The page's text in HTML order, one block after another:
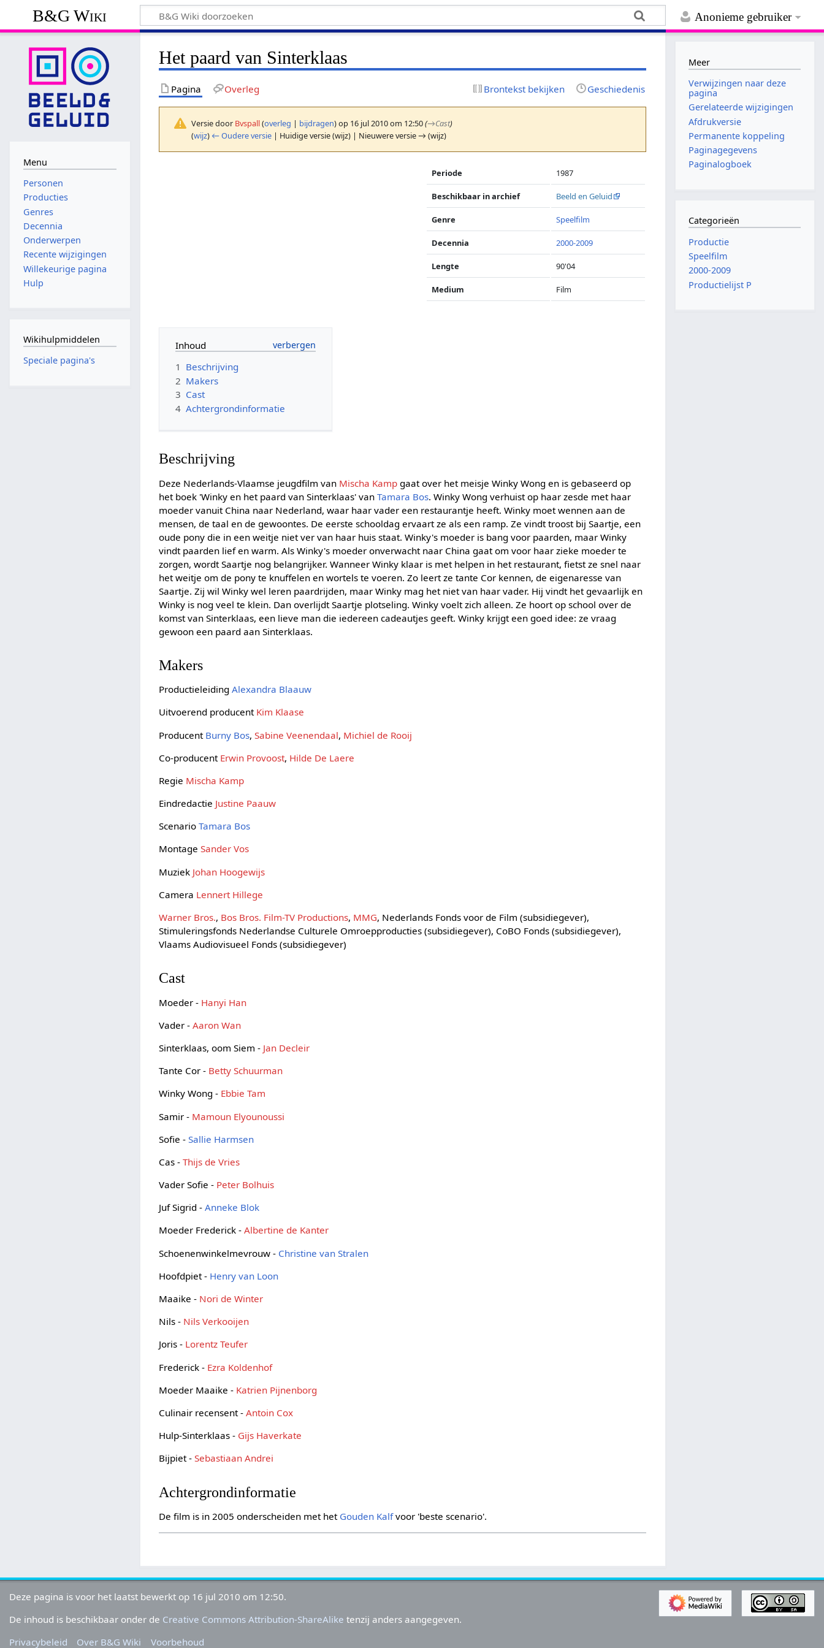
Anonieme gebruiker
B&G Wiki
Het paard van Sinterklaas
Pagina Overleg Brontekst bekijken Geschiedenis
Versie door Bvspall(overleg | bijdragen)op 16 jul 2010 om 12:50(→Cast)
(wijz) ← Oudere versie | Huidige versie (wijz) | Nieuwere versie → (wijz)
Periode 1987
Beschikbaar in archief Beeld en Geluid
Genre Speelfilm
Decennia 2000-2009
Lengte 90'04
Medium Film
Inhoud
1 Beschrijving
2 Makers
3 Cast
4 Achtergrondinformatie
Beschrijving
Deze Nederlands-Vlaamse jeugdfilm van Mischa Kamp gaat over het meisje Winky Wong en is gebaseerd op
het boek 'Winky en het paard van Sinterklaas' vanTamara Bos. Winky Wong verhuist op haar zesde met haar
moeder vanuit China naar Nederland, waar haar vader een restaurantje heeft. Winky moet wennen aan de
mensen, de taal en de gewoontes. De eerste schooldag ervaart ze als een ramp. Ze vindt troost bij Saartje, een
oude pony die in een weitje niet ver van haar huis staat. Winky's moeder is bang voor paarden, maar Winky
vindt paarden lief en warm. Als Winky's moeder onverwacht naar China gaat om voor haar zieke moeder te
zorgen, wordt Saartje nog belangrijker. Wanneer Winky klaar is met helpen in het restaurant, fietst ze snel naar
het weitje om de pony te knuffelen en wortels te voeren. Zo leert ze tante Cor kennen, de eigenaresse van
Saartje. Zij wil Winky wel leren paardrijden, maar Winky mag het niet van haar vader. Hij vindt het gevaarlijk en
Winky is nog veel te klein. Dan overlijdt Saartje plotseling. Winky voelt zich alleen. Ze hoort op school over de
komst van Sinterklaas, een lieve man die iedereen cadeautjes geeft. Winky krijgt een goed idee: ze vraag
gewoon een paard aan Sinterklaas.
Makers
ProductieleidingAlexandra Blaauw
Uitvoerend producent Kim Klaase
Producent Burny Bos,Sabine Veenendaal, Michiel de Rooij
Co-producent Erwin Provoost, Hilde De Laere
Regie Mischa Kamp
Eindredactie Justine Paauw
ScenarioTamara Bos
MontageSander Vos
Muziek Johan Hoogewijs
Camera Lennert Hillege
Warner Bros., Bos Bros. Film-TV Productions, MMG, Nederlands Fonds voor de Film (subsidiegever),
Stimuleringsfonds Nederlandse Culturele Omroepproducties (subsidiegever), CoBO Fonds (subsidiegever),
Vlaams Audiovisueel Fonds (subsidiegever)
Cast
Moeder - Hanyi Han
Vader -Aaron Wan
Sinterklaas, oom Siem - Jan Decleir
Tante Cor - Betty Schuurman
Winky Wong - Ebbie Tam
Samir - Mamoun Elyounoussi
Sofie -Sallie Harmsen
Cas -Thijs de Vries
Vader Sofie - Peter Bolhuis
Juf Sigrid -Anneke Blok
Moeder Frederick -Albertine de Kanter
Schoenenwinkelmevrouw - Christine van Stralen
Hoofdpiet - Henry van Loon
Maaike - Nori de Winter
Nils - Nils Verkooijen
Joris - Lorentz Teufer
Frederick - Ezra Koldenhof
Moeder Maaike - Katrien Pijnenborg
Culinair recensent -Antoin Cox
Hulp-Sinterklaas - Gijs Haverkate
Bijpiet -Sebastiaan Andrei
Achtergrondinformatie
De film is in 2005 onderscheiden met het Gouden Kalfvoor 'beste scenario'.
Menu
Personen
Producties
Genres
Decennia
Onderwerpen
Recente wijzigingen
Willekeurige pagina
Hulp
Wikihulpmiddelen
Speciale pagina's
Meer
Verwijzingen naar deze
pagina
Gerelateerde wijzigingen
Afdrukversie
Permanente koppeling
Paginagegevens
Paginalogboek
Categorieën
Productie
Speelfilm
2000-2009
Productielijst P
Deze pagina is voor het laatst bewerkt op 16 jul 2010 om 12:50.
De inhoud is beschikbaar onder de Creative Commons Attribution-ShareAlike tenzij anders aangegeven.
Privacybeleid
Over B&G Wiki Voorbehoud